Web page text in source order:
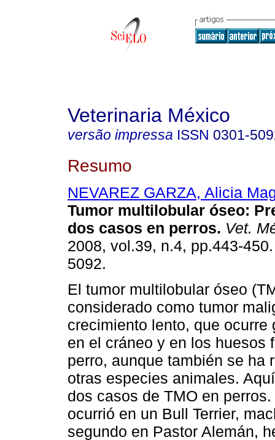
Veterinaria México
versão impressa ISSN 0301-
Resumo
NEVAREZ GARZA, Alicia
Tumor multilobular óseo:
dos casos en perros. Vet.
2008, vol.39, n.4, pp.443-
5092.
El tumor multilobular óseo
considerado como tumor
crecimiento lento, que ocurre
en el cráneo y en los huesos
perro, aunque también se ha
otras especies animales.
dos casos de TMO en
ocurrió en un Bull Terrier,
segundo en Pastor Alemán,